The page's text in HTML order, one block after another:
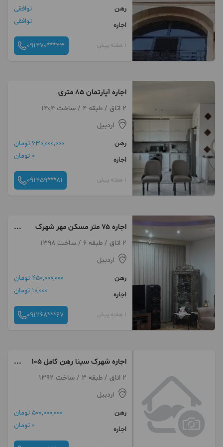
رهن
توافقی
اجاره
توافقی
1 هفته پیش 091470***43
اجاره آپارتمان ۸۵ متری
2 اتاق / طبقه 4 / ساخت 1404
اردبیل
رهن
630,000,000 تومان
اجاره
0 تومان
1 هفته پیش 091459***81
اجاره ۷۵ متر مسکن مهر شهرک
مخابرات
2 اتاق / طبقه 6 / ساخت 1398
اردبیل
رهن
450,000,000 تومان
اجاره
10,000 تومان
1 هفته پیش 091268***67
متر‌
2 اتاق / طبقه 3 / ساخت 1392
اردبیل
رهن
500,000,000 تومان
اجاره
0 تومان